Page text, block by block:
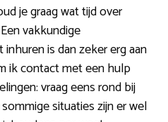
je graag wat tijd over
vakkundige
is dan zeker erg aan
ik contact met een hulp
vraag eens rond bij
situaties zijn er wel